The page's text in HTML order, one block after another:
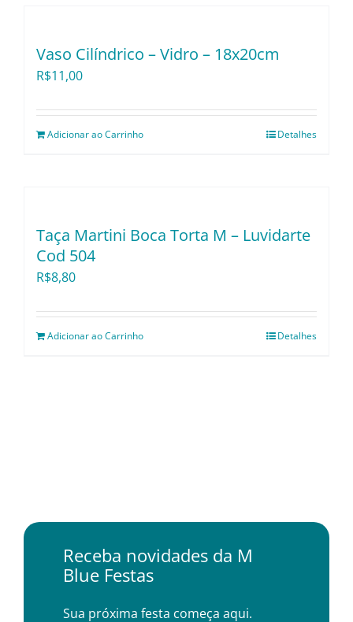
Vaso Cilíndrico – Vidro – 18x20cm
R$11,00
Adicionar ao Carrinho Detalhes
Taça Martini Boca Torta M – Luvidarte
Cod 504
R$8,80
Adicionar ao Carrinho Detalhes
Receba novidades da M
Blue Festas
Sua próxima festa começa aqui.